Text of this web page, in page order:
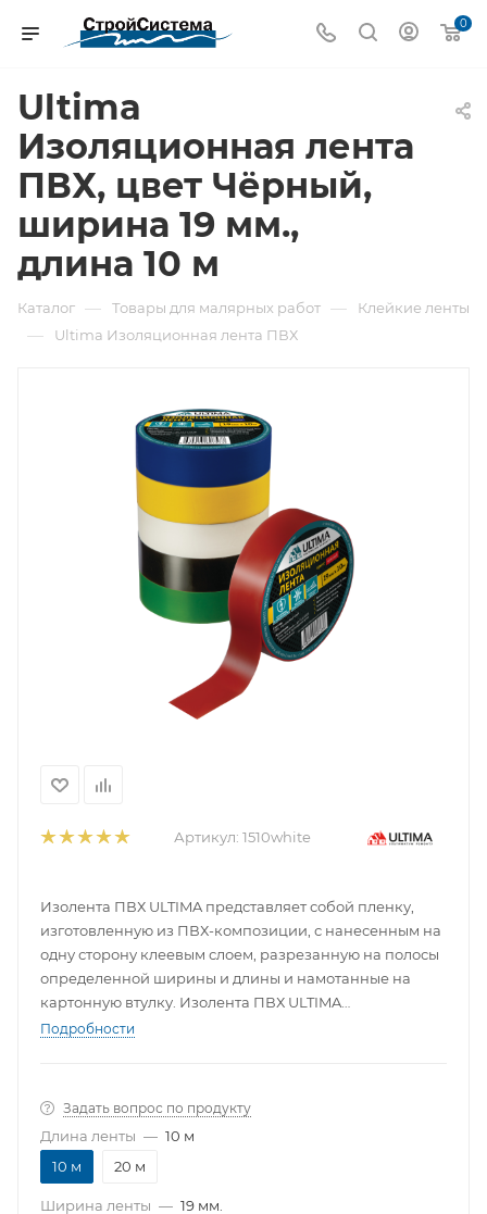
0
Ultima
Изоляционная лента
ПВХ, цвет Чёрный,
ширина 19 мм.,
длина 10 м
Каталог — Товары для малярных работ — Клейкие ленты
— Ultima Изоляционная лента ПВХ
Артикул: 1510white
Изолента ПВХ ULTIMA представляет собой пленку,
изготовленную из ПВХ-композиции, с нанесенным на
одну сторону клеевым слоем, разрезанную на полосы
определенной ширины и длины и намотанные на
картонную втулку. Изолента ПВХ ULTIMA
изготавливается в соответствии со всей необходимой
Подробности
Задать вопрос по продукту
Длина ленты — 10 м
10 м
20 м
Ширина ленты — 19 мм.